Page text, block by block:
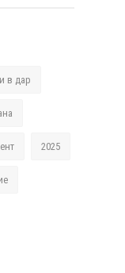
в дар
2025